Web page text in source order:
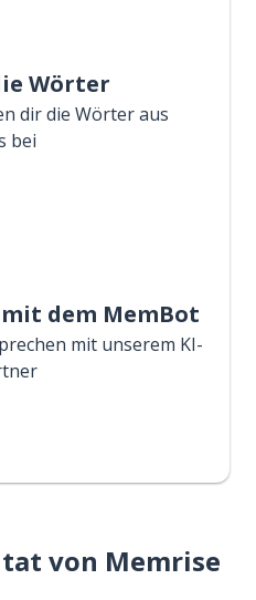
Wörter
dir die Wörter aus
bei
dem MemBot
mit unserem KI-
von Memrise